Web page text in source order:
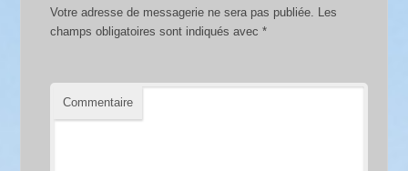
Votre adresse de messagerie ne sera pas publiée. Les
champs obligatoires sont indiqués avec*
Commentaire